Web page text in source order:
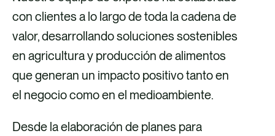
con clientes a lo largo de toda la cadena de
valor, desarrollando soluciones sostenibles
en agricultura y producción de alimentos
que generan un impacto positivo tanto en
el negocio como en el medioambiente.
Desde la elaboración de planes para